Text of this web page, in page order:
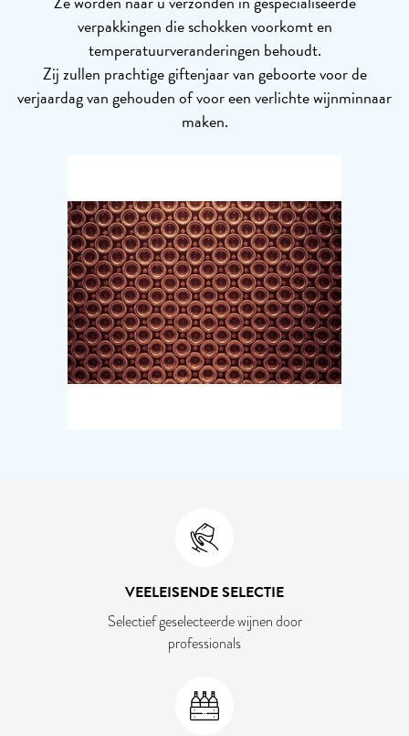
verpakkingen die schokken voorkomt en
temperatuurveranderingen behoudt.
Zij zullen prachtige giftenjaar van geboorte voor de
verjaardag van gehouden of voor een verlichte wijnminnaar
maken.
VEELEISENDE SELECTIE
Selectief geselecteerde wijnen door
professionals